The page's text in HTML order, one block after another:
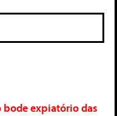
bode expiatório das